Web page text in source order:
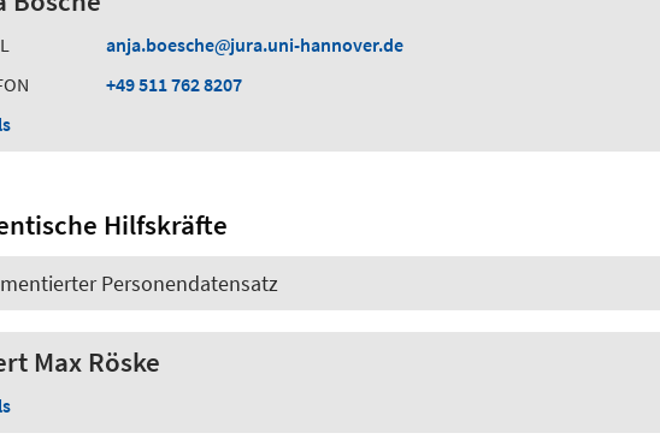
anja.boesche
jura.uni-hannover.de
+49 511 762 8207
Hilfskräfte
Personendatensatz
Max Röske